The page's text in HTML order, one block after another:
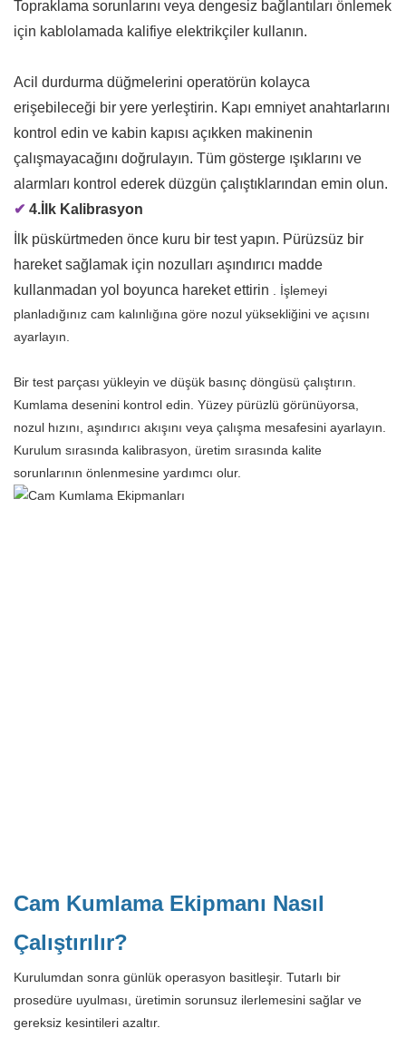
Topraklama sorunlarını veya dengesiz bağlantıları önlemek
için kablolamada kalifiye elektrikçiler kullanın.
Acil durdurma düğmelerini operatörün kolayca
erişebileceği bir yere yerleştirin. Kapı emniyet anahtarlarını
kontrol edin ve kabin kapısı açıkken makinenin
çalışmayacağını doğrulayın. Tüm gösterge ışıklarını ve
alarmları kontrol ederek düzgün çalıştıklarından emin olun.
✔ 4.İlk Kalibrasyon
İlk püskürtmeden önce kuru bir test yapın. Pürüzsüz bir
hareket sağlamak için nozulları aşındırıcı madde
kullanmadan yol boyunca hareket ettirin . İşlemeyi
planladığınız cam kalınlığına göre nozul yüksekliğini ve açısını
ayarlayın.
Bir test parçası yükleyin ve düşük basınç döngüsü çalıştırın.
Kumlama desenini kontrol edin. Yüzey pürüzlü görünüyorsa,
nozul hızını, aşındırıcı akışını veya çalışma mesafesini ayarlayın.
Kurulum sırasında kalibrasyon, üretim sırasında kalite
sorunlarının önlenmesine yardımcı olur.
Cam Kumlama Ekipmanı Nasıl
Çalıştırılır?
Kurulumdan sonra günlük operasyon basitleşir. Tutarlı bir
prosedüre uyulması, üretimin sorunsuz ilerlemesini sağlar ve
gereksiz kesintileri azaltır.